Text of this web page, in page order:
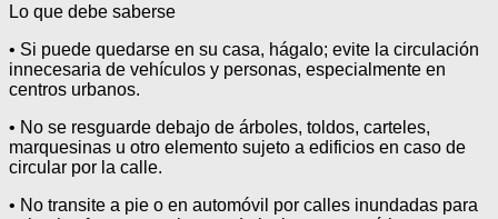
Lo que debe saberse
• Si puede quedarse en su casa, hágalo; evite la circulación
innecesaria de vehículos y personas, especialmente en
centros urbanos.
• No se resguarde debajo de árboles, toldos, carteles,
marquesinas u otro elemento sujeto a edificios en caso de
circular por la calle.
• No transite a pie o en automóvil por calles inundadas para